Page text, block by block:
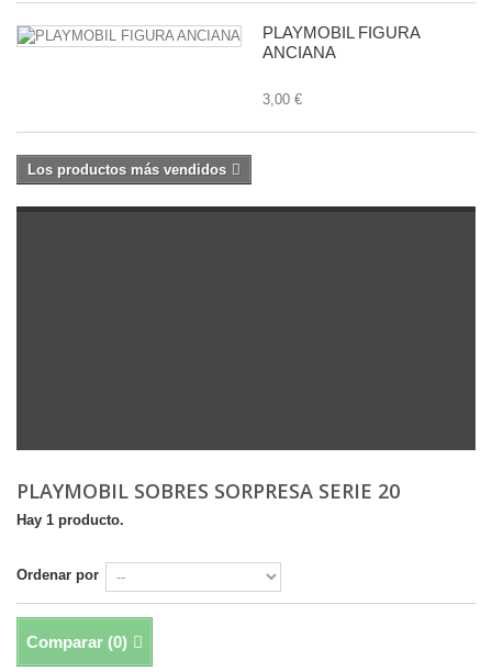
PLAYMOBIL FIGURA
ANCIANA
3,00 €
Los productos más vendidos
PLAYMOBIL SOBRES SORPRESA SERIE 20
Hay 1 producto.
Ordenar por
Comparar (0)